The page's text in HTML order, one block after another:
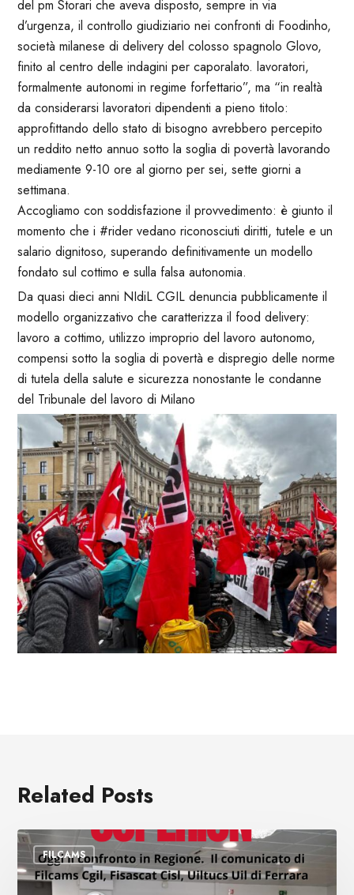
del pm Storari che aveva disposto, sempre in via
d’urgenza, il controllo giudiziario nei confronti di Foodinho,
società milanese di delivery del colosso spagnolo Glovo,
finito al centro delle indagini per caporalato. lavoratori,
formalmente autonomi in regime forfettario”, ma “in realtà
da considerarsi lavoratori dipendenti a pieno titolo:
approfittando dello stato di bisogno avrebbero percepito
un reddito netto annuo sotto la soglia di povertà lavorando
mediamente 9-10 ore al giorno per sei, sette giorni a
settimana.
Accogliamo con soddisfazione il provvedimento: è giunto il
momento che i #rider vedano riconosciuti diritti, tutele e un
salario dignitoso, superando definitivamente un modello
fondato sul cottimo e sulla falsa autonomia.
Da quasi dieci anni NIdiL CGIL denuncia pubblicamente il
modello organizzativo che caratterizza il food delivery:
lavoro a cottimo, utilizzo improprio del lavoro autonomo,
compensi sotto la soglia di povertà e dispregio delle norme
di tutela della salute e sicurezza nonostante le condanne
del Tribunale del lavoro di Milano
Related Posts
FILCAMS
Licenziamenti
Coperion,
il